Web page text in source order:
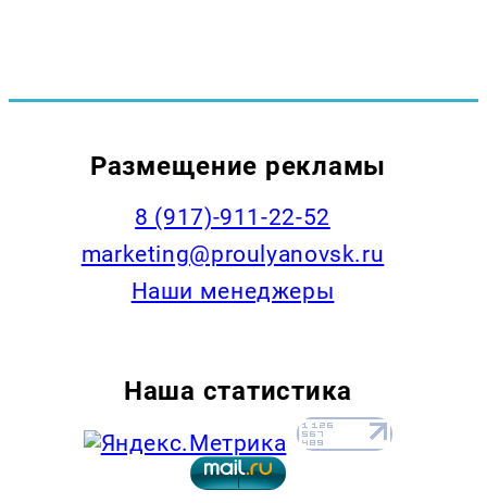
Размещение рекламы
8 (917)-911-22-52
marketing@proulyanovsk.ru
Наши менеджеры
Наша статистика